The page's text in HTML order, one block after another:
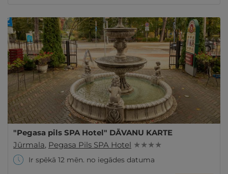
"Pegasa pils SPA Hotel" DĀVANU KARTE
Jūrmala, Pegasa Pils SPA Hotel ★ ★ ★ ★
Ir spēkā 12 mēn. no iegādes datuma